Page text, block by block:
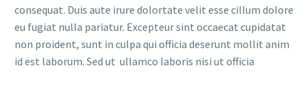
consequat. Duis aute irure dolortate velit esse cillum dolore
eu fugiat nulla pariatur. Excepteur sint occaecat cupidatat
non proident, sunt in culpa qui officia deserunt mollit anim
id est laborum. Sed ut ullamco laboris nisi ut officia